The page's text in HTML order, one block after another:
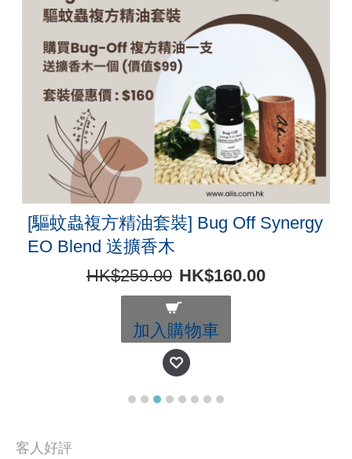
[驅蚊蟲複方精油套裝] Bug Off Synergy
EO Blend 送擴香木
HK$259.00 HK$160.00
加入購物車
客人好評